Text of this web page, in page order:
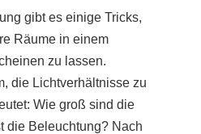
gibt es einige Tricks,
Räume in einem
zu lassen.
die Lichtverhältnisse zu
Wie groß sind die
die Beleuchtung? Nach